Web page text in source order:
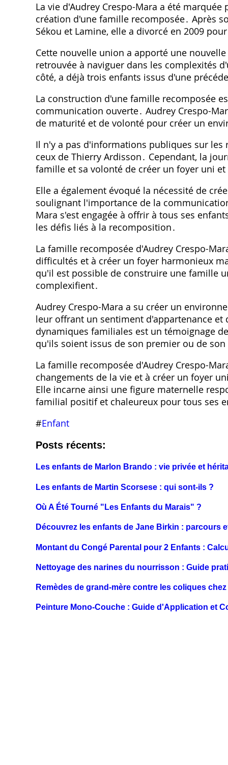
La vie d'Audrey Crespo-Mara a été
création d'une famille recomposée․ Après
Sékou et Lamine, elle a divorcé en 2009
Cette nouvelle union a apporté une
retrouvée à naviguer dans les complexités
côté, a déjà trois enfants issus d'une
La construction d'une famille recomposée
communication ouverte․ Audrey Crespo-
de maturité et de volonté pour créer un
Il n'y a pas d'informations publiques sur les
ceux de Thierry Ardisson․ Cependant, la
famille et sa volonté de créer un foyer uni et
Elle a également évoqué la nécessité de
soulignant l'importance de la
Mara s'est engagée à offrir à tous ses
les défis liés à la recomposition․
La famille recomposée d'Audrey Crespo-
difficultés et à créer un foyer harmonieux
qu'il est possible de construire une famille
complexifient․
Audrey Crespo-Mara a su créer un
leur offrant un sentiment d'appartenance et
dynamiques familiales est un témoignage
qu'ils soient issus de son premier ou de son
La famille recomposée d'Audrey Crespo-
changements de la vie et à créer un foyer
Elle incarne ainsi une figure maternelle
familial positif et chaleureux pour tous ses
#Enfant
Posts récents:
Les enfants de Marlon Brando : vie privée et
Les enfants de Martin Scorsese : qui sont-ils ?
Où A Été Tourné "Les Enfants du Marais" ?
Découvrez les enfants de Jane Birkin : parcours
Montant du Congé Parental pour 2 Enfants :
Nettoyage des narines du nourrisson : Guide
Remèdes de grand-mère contre les coliques
Peinture Mono-Couche : Guide d'Application et